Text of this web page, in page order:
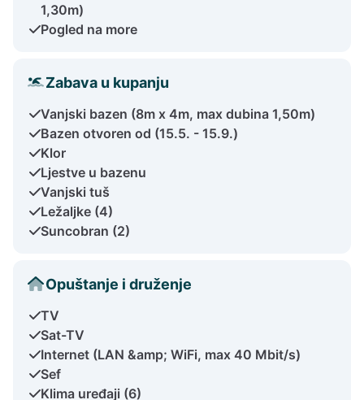
1,30m)
Pogled na more
Zabava u kupanju
Vanjski bazen (8m x 4m, max dubina 1,50m)
Bazen otvoren od (15.5. - 15.9.)
Klor
Ljestve u bazenu
Vanjski tuš
Ležaljke (4)
Suncobran (2)
Opuštanje i druženje
TV
Sat-TV
Internet (LAN &amp; WiFi, max 40 Mbit/s)
Sef
Klima uređaji (6)